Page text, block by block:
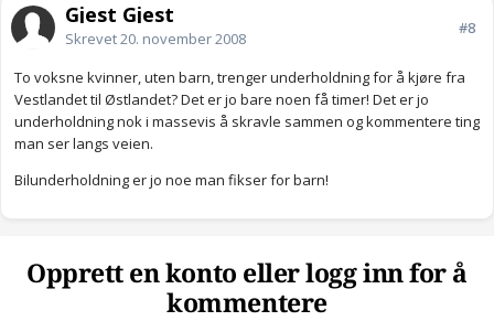
Gjest Gjest
Skrevet20. november 2008
#8
To voksne kvinner, uten barn, trenger underholdning for å kjøre fra
Vestlandet til Østlandet? Det er jo bare noen få timer! Det er jo
underholdning nok i massevis å skravle sammen og kommentere ting
man ser langs veien.
Bilunderholdning er jo noe man fikser for barn!
Opprett en konto eller logg inn for å
kommentere